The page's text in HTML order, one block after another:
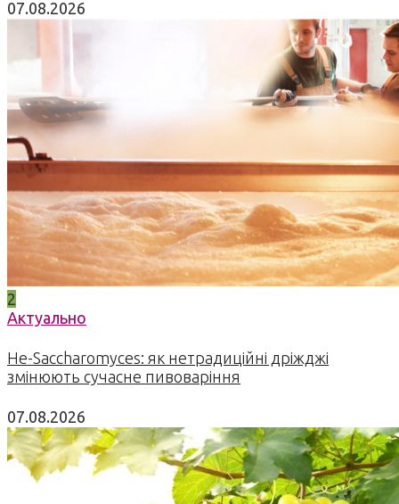
07.08.2026
2
Актуально
Не-Saccharomyces: як нетрадиційні дріжджі
змінюють сучасне пивоваріння
07.08.2026